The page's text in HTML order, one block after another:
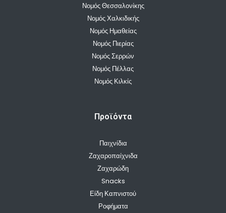
Νομός Θεσσαλονίκης
Νομός Χαλκιδικής
Νομός Ημαθείας
Νομός Πιερίας
Νομός Σερρών
Νομός Πέλλας
Νομός Κιλκίς
Προϊόντα
Παιχνίδια
Ζαχαροπαίχνιδα
Ζαχαρώδη
Snacks
Είδη Καπνιστού
Ροφήματα